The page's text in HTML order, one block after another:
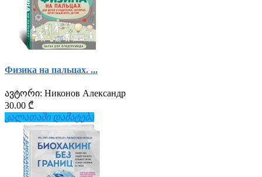
Физика на пальцах. ...
ავტორი: Никонов Александр
30.00 ₾
კალათაში დამატება